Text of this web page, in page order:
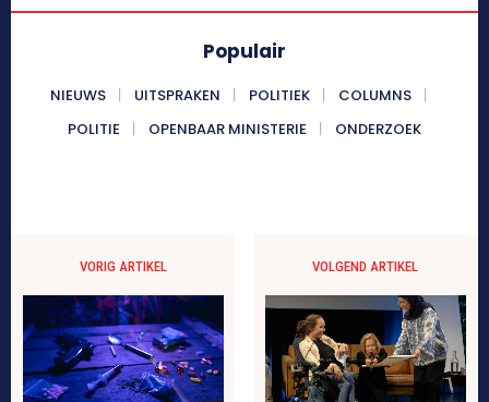
Populair
NIEUWS UITSPRAKEN POLITIEK
COLUMNS
POLITIE
OPENBAAR MINISTERIE ONDERZOEK
VORIG ARTIKEL VOLGEND ARTIKEL